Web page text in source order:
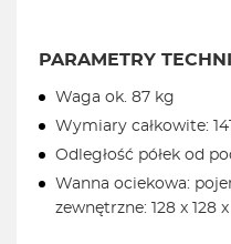
PARAMETRY
Waga ok. 87 kg
Wymiary całkowite:
Odległość półek od
Wanna ociekowa:
zewnętrzne: 128 x 128